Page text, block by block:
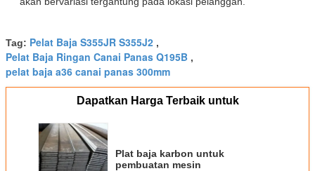
Tag: Pelat Baja S355JR S355J2 ,
Pelat Baja Ringan Canai Panas Q195B ,
pelat baja a36 canai panas 300mm
Dapatkan Harga Terbaik untuk
Plat baja karbon untuk
pembuatan mesin